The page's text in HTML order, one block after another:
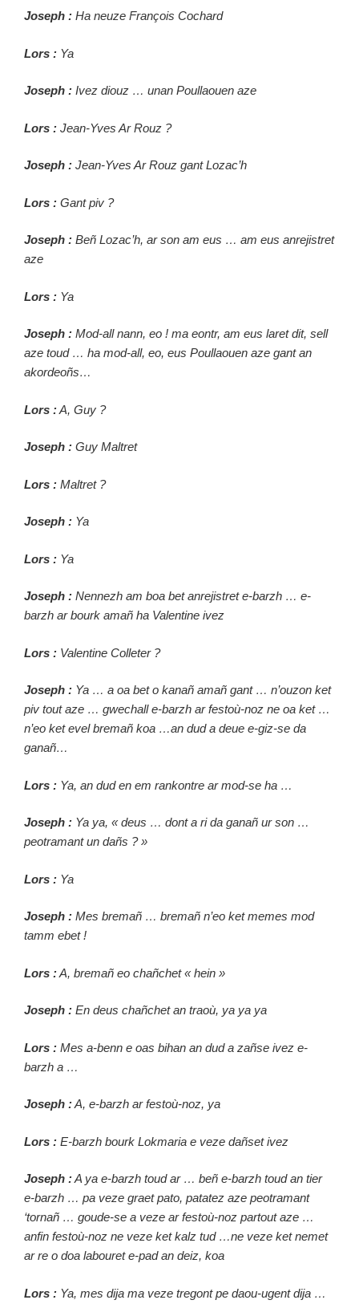
Joseph : Ha neuze François Cochard
Lors : Ya
Joseph : Ivez diouz … unan Poullaouen aze
Lors : Jean-Yves Ar Rouz ?
Joseph : Jean-Yves Ar Rouz gant Lozac’h
Lors : Gant piv ?
Joseph : Beñ Lozac’h, ar son am eus … am eus anrejistret
aze
Lors : Ya
Joseph : Mod-all nann, eo ! ma eontr, am eus laret dit, sell
aze toud … ha mod-all, eo, eus Poullaouen aze gant an
akordeoñs…
Lors :A, Guy ?
Joseph : Guy Maltret
Lors : Maltret ?
Joseph : Ya
Lors : Ya
Joseph : Nennezh am boa bet anrejistret e-barzh … e-
barzh ar bourk amañ ha Valentine ivez
Lors : Valentine Colleter ?
Joseph : Ya … a oa bet o kanañ amañ gant … n’ouzon ket
piv tout aze … gwechall e-barzh ar festoù-noz ne oa ket …
n’eo ket evel bremañ koa …an dud a deue e-giz-se da
ganañ…
Lors : Ya, an dud en em rankontre ar mod-se ha …
Joseph : Ya ya, « deus … dont a ri da ganañ ur son …
peotramant un dañs ? »
Lors : Ya
Joseph : Mes bremañ … bremañ n’eo ket memes mod
tamm ebet !
Lors :A, bremañ eo chañchet « hein »
Joseph : En deus chañchet an traoù, ya ya ya
Lors : Mes a-benn e oas bihan an dud a zañse ivez e-
barzh a …
Joseph :A, e-barzh ar festoù-noz, ya
Lors : E-barzh bourk Lokmaria e veze dañset ivez
Joseph :A ya e-barzh toud ar … beñ e-barzh toud an tier
e-barzh … pa veze graet pato, patatez aze peotramant
‘tornañ … goude-se a veze ar festoù-noz partout aze …
anfin festoù-noz ne veze ket kalz tud …ne veze ket nemet
ar re o doa labouret e-pad an deiz, koa
Lors : Ya, mes dija ma veze tregont pe daou-ugent dija …